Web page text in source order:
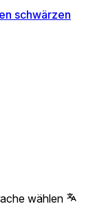
schwärzen
wählen